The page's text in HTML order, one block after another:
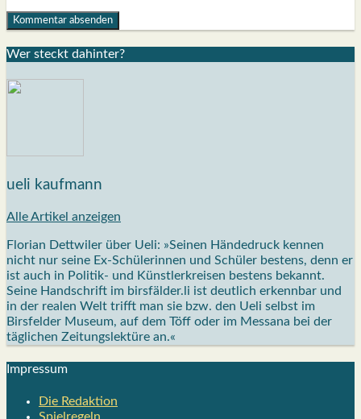
Wer steckt dahin­ter?
ueli kaufmann
Alle Artikel anzeigen
Florian Dettwiler über Ueli: »Seinen Händedruck kennen
nicht nur seine Ex-Schülerinnen und Schüler bestens, denn er
ist auch in Politik- und Künstlerkreisen bestens bekannt.
Seine Handschrift im birsfälder.li ist deutlich erkennbar und
in der realen Welt trifft man sie bzw. den Ueli selbst im
Birsfelder Museum, auf dem Töff oder im Messana bei der
täglichen Zeitungslektüre an.«
Impres­sum
Die Redak­ti­on